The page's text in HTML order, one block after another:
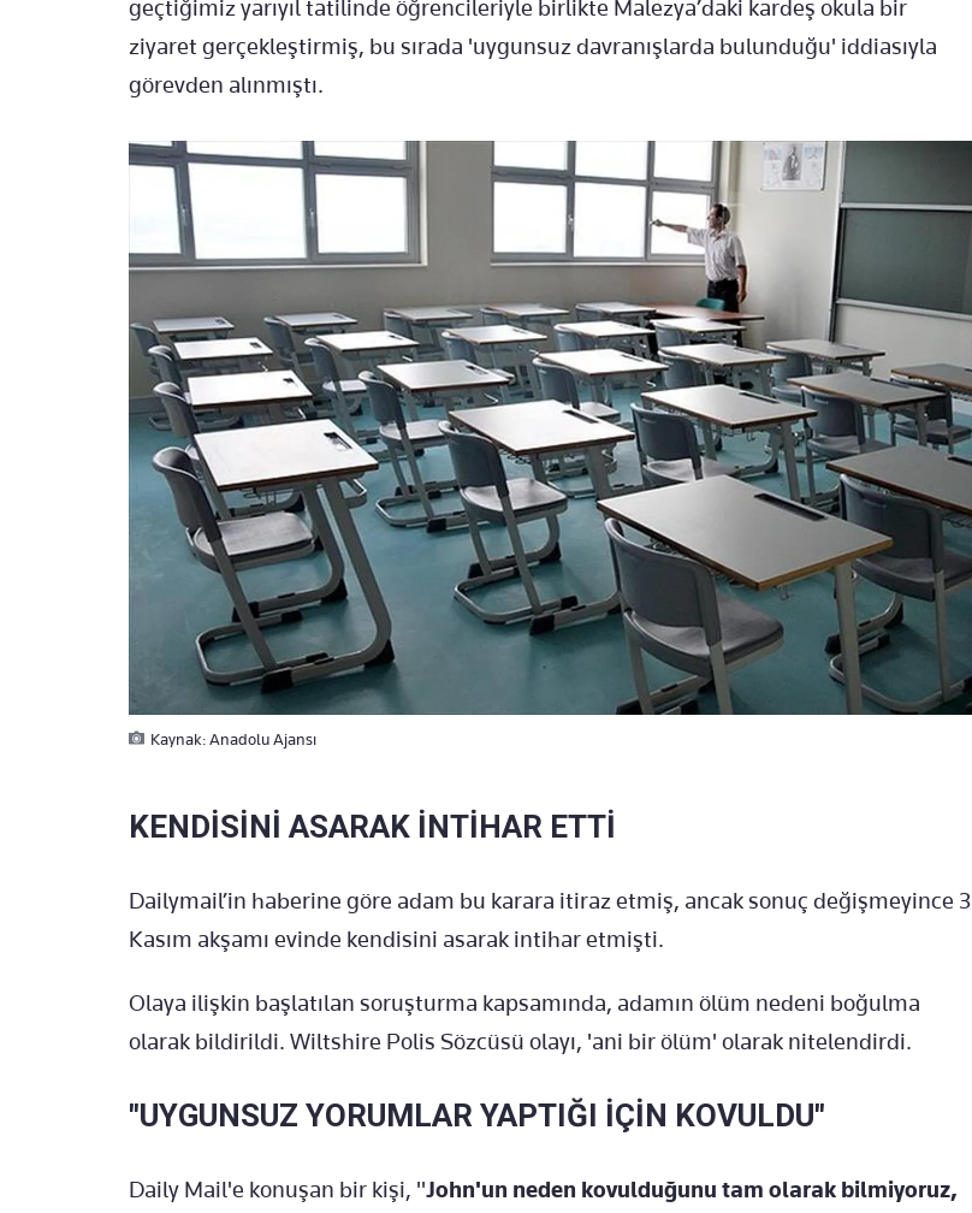
geçtiğimiz yarıyıl tatilinde öğrencileriyle birlikte Malezya’daki kardeş okula bir
ziyaret gerçekleştirmiş, bu sırada 'uygunsuz davranışlarda bulunduğu' iddiasıyla
görevden alınmıştı.
Kaynak: Anadolu Ajansı
KENDİSİNİ ASARAK İNTİHAR ETTİ
Dailymail’in haberine göre adam bu karara itiraz etmiş, ancak sonuç değişmeyince 3
Kasım akşamı evinde kendisini asarak intihar etmişti.
Olaya ilişkin başlatılan soruşturma kapsamında, adamın ölüm nedeni boğulma
olarak bildirildi. Wiltshire Polis Sözcüsü olayı, 'ani bir ölüm' olarak nitelendirdi.
"UYGUNSUZ YORUMLAR YAPTIĞI İÇİN KOVULDU"
Daily Mail'e konuşan bir kişi, "John'un neden kovulduğunu tam olarak bilmiyoruz,